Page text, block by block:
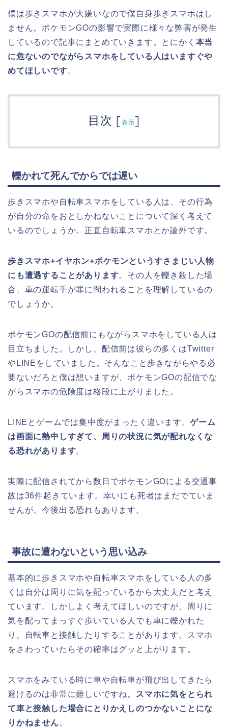
僕は歩きスマホが大嫌いなので僕自身歩きスマホはし
ません。ポケモンGOの影響で実際に様々な弊害が発生
しているので記事にまとめていきます。とにかく 本当
に危ないのでながらスマホをしている人はいますぐや
めてほしいです。
目次 [表示]
轢かれて死んでからでは遅い
歩きスマホや自転車スマホをしている人は、その行為
が自分の命をおとしかねないことについて深く考えて
いるのでしょうか。正直自転車スマホとか論外です。
歩きスマホ+イヤホン+ポケモンというすさまじい人物
にも遭遇することがあります。その人を轢き殺した場
合、車の運転手が罪に問われることを理解しているの
でしょうか。
ポケモンGOの配信前にもながらスマホをしている人は
目立ちました。しかし、配信前は彼らの多くはTwitter
やLINEをしていました。そんなこと歩きながらやる必
要ないだろと僕は想いますが、ポケモンGOの配信でな
がらスマホの危険度は格段に上がりました。
LINEとゲームでは集中度がまったく違います。ゲーム
は画面に熱中しすぎて、周りの状況に気が配れなくな
る恐れがあります。
実際に配信されてから数日でポケモンGOによる交通事
故は36件起きています。幸いにも死者はまだでていま
せんが、今後出る恐れもあります。
事故に遭わないという思い込み
基本的に歩きスマホや自転車スマホをしている人の多
くは自分は周りに気を配っているから大丈夫だと考え
ています。しかしよく考えてほしいのですが、周りに
気を配ってまっすぐ歩いている人でも車に轢かれた
り、自転車と接触したりすることがあります。スマホ
をさわっていたらその確率はグッと上がります。
スマホをみている時に車や自転車が飛び出してきたら
避けるのは非常に難しいですね。
スマホに気をとられ
て車と接触した場合にとりかえしのつかないことにな
りかねません。